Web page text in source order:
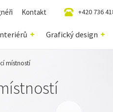
Grafický design
Kontakt +420 736
místností